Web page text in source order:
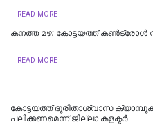
READ MORE
കനത്ത മഴ; കോട്ടയത്ത്
READ MORE
കോട്ടയത്ത് ദുരിതാശ്വാസ
പലിക്കണമെന്ന് ജില്ലാ കളക്ടര്‍